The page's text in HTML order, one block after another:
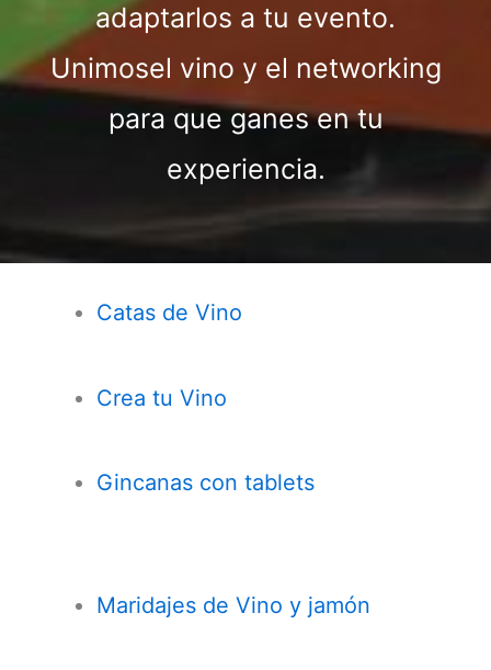
adaptarlos a tu evento.
Unimosel vino y el networking
para que ganes en tu
experiencia.
Catas de Vino
Crea tu Vino
Gincanas con tablets
Maridajes de Vino y jamón